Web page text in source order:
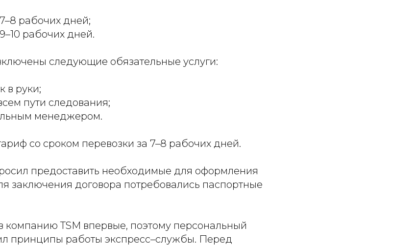
рабочих дней;
рабочих дней.
следующие обязательные услуги:
в руки;
пути следования;
менеджером.
со сроком перевозки за 7–8 рабочих дней.
предоставить необходимые для оформления
заключения договора потребовались паспортные
компанию TSM впервые, поэтому персональный
принципы работы экспресс–службы. Перед